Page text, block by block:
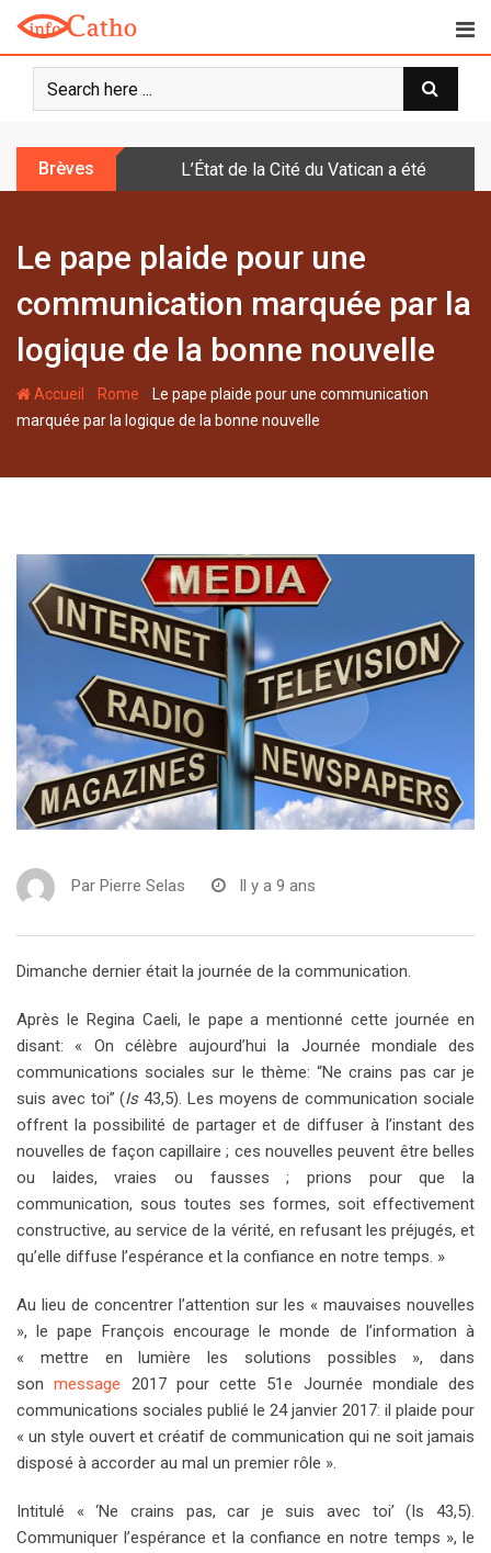
o
Brèves L’État de la Cité du Vatican a été doté
Le pape plaide pour une
communication marquée par la
logique de la bonne nouvelle
Accueil - Rome - Le pape plaide pour une communication
marquée par la logique de la bonne nouvelle
Par Pierre Selas Il y a 9 ans
Dimanche dernier était la journée de la communication.
Après le Regina Caeli, le pape a mentionné cette journée en
disant: « On célèbre aujourd’hui la Journée mondiale des
communications sociales sur le thème: “Ne crains pas car je
suis avec toi” (Is43,5). Les moyens de communication sociale
offrent la possibilité de partager et de diffuser à l’instant des
nouvelles de façon capillaire ; ces nouvelles peuvent être belles
ou laides, vraies ou fausses ; prions pour que la
communication, sous toutes ses formes, soit effectivement
constructive, au service de la vérité, en refusant les préjugés, et
qu’elle diffuse l’espérance et la confiance en notre temps. »
Au lieu de concentrer l’attention sur les « mauvaises nouvelles
», le pape François encourage le monde de l’information à
« mettre en lumière les solutions possibles », dans
sonmessage 2017 pour cette 51e Journée mondiale des
communications sociales publié le 24 janvier 2017: il plaide pour
« un style ouvert et créatif de communication qui ne soit jamais
disposé à accorder au mal un premier rôle ».
Intitulé « ‘Ne crains pas, car je suis avec toi’ (Is 43,5).
Communiquer l’espérance et la confiance en notre temps », le